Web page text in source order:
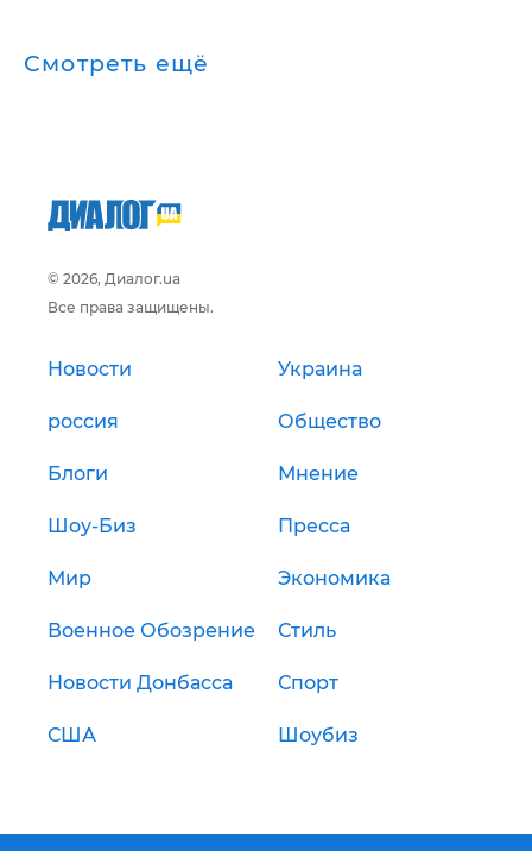
Смотреть ещё
© 2026, Диалог.ua
Все права защищены.
Новости Украина
россия Общество
Блоги Мнение
Шоу-Биз Пресса
Мир Экономика
Военное Обозрение Стиль
Новости Донбасса Спорт
США Шоубиз